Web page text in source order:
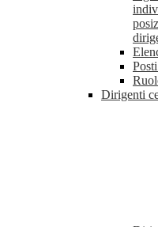
Dirigenti